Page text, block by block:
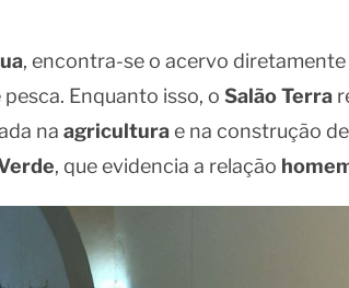
, encontra-se o acervo
Enquanto isso, o Salão Terra
na agriculturae na construção
, que evidencia a relação